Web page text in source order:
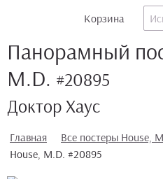
Корзина
Панорамный
M.D. #20895
Доктор Хаус
Главная Все постеры House,
House, M.D. #20895